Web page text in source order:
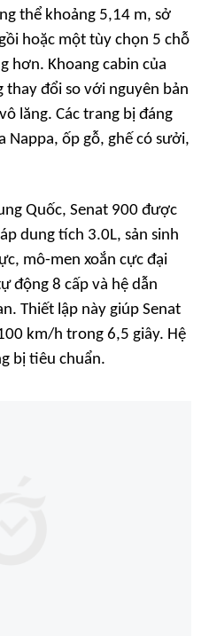
thể khoảng 5,14 m, sở
hoặc một tùy chọn 5 chỗ
hơn. Khoang cabin của
thay đổi so với nguyên bản
lăng. Các trang bị đáng
Nappa, ốp gỗ, ghế có sưởi,
Quốc, Senat 900 được
dung tích 3.0L, sản sinh
mô-men xoắn cực đại
động 8 cấp và hệ dẫn
Thiết lập này giúp Senat
km/h trong 6,5 giây. Hệ
bị tiêu chuẩn.